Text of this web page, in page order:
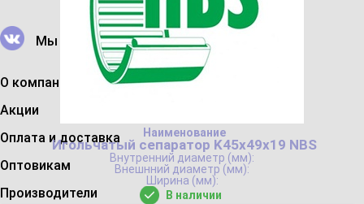
Игольчатый сепаратор K45x49x19 NBS
В наличии
Мы в Вконтакте
О компании
Акции
Оплата и доставка
Оптовикам
Производители